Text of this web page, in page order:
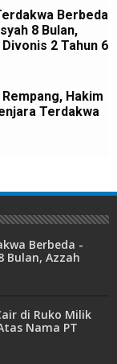
Berbeda
8 Bulan,
2 Tahun 6
Hakim
Terdakwa
Berbeda -
Bulan, Azzah
6 Bulan
di Ruko Milik
Nama PT